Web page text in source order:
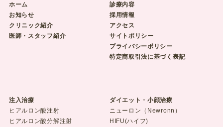
ホーム
お知らせ
クリニック紹介
医師・スタッフ紹介
診療内容
採用情報
アクセス
サイトポリシー
プライバシーポリシー
特定商取引法に基づく表記
注入治療
ヒアルロン酸注射
ヒアルロン酸分解注射
ダイエット・小顔治療
ニューロン（Newronn）
HIFU(ハイフ)